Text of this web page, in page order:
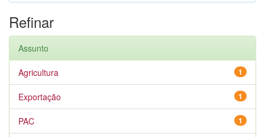
Refinar
Assunto
1
Agricultura
1
Exportação
1
PAC